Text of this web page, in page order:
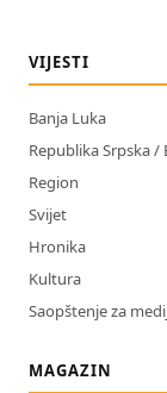
VIJESTI
Banja Luka
Republika Srpska /
Region
Svijet
Hronika
Kultura
Saopštenje za
MAGAZIN